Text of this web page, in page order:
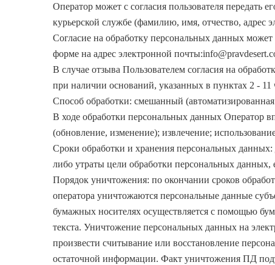
Оператор может с согласия пользователя
курьерской службе (фамилию, имя, отчество, адрес
Согласие на обработку персональных данных
форме на адрес электронной
В случае отзыва Пользователем согласия на
при наличии оснований, указанных в пунктах 2 - 11
Способ обработки: смешанный
В ходе обработки персональных данных Оператор
(обновление, изменение); извлечение;
Сроки обработки и хранения персональных
либо утраты цели обработки персональных
Порядок уничтожения: по окончании сроков
оператора уничтожаются персональные данные
бумажных носителях осуществляется с помощью
текста. Уничтожение персональных данных на
произвести считывание или восстановление
остаточной информации. Факт уничтожения ПД